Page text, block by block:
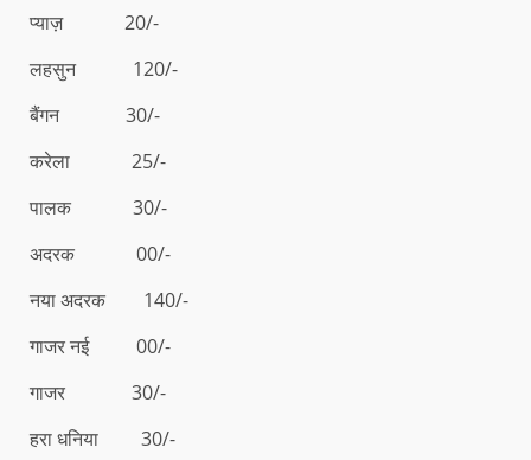
प्याज़ 20/-
लहसुन 120/-
बैंगन 30/-
करेला 25/-
पालक 30/-
अदरक 00/-
नया अदरक 140/-
गाजर नई 00/-
गाजर 30/-
हरा धनिया 30/-